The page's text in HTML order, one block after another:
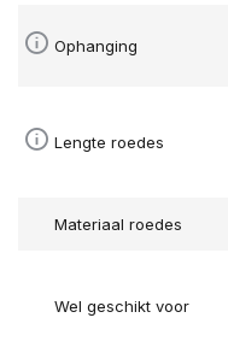
Ophanging
Lengte roedes
Materiaal roedes
Wel geschikt voor